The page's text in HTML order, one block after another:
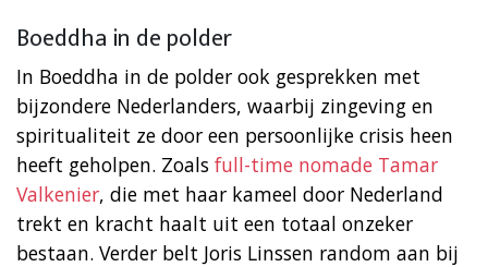
Boeddha in de polder
In Boeddha in de polder ook gesprekken met
bijzondere Nederlanders, waarbij zingeving en
spiritualiteit ze door een persoonlijke crisis heen
heeft geholpen. Zoals full-time nomade Tamar
Valkenier, die met haar kameel door Nederland
trekt en kracht haalt uit een totaal onzeker
bestaan. Verder belt Joris Linssen random aan bij